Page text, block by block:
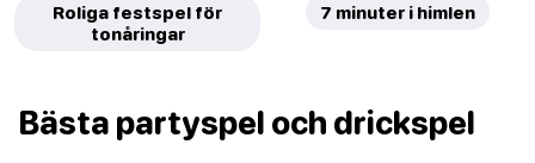
Roliga festspel för
tonåringar
7 minuter i himlen
Bästa partyspel och drickspel